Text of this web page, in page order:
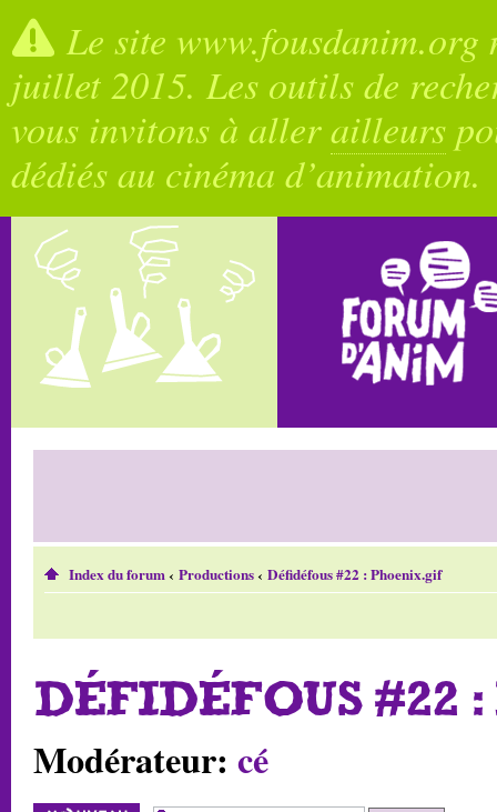
Le site
juillet 2015. Les outils de
vous invitons à allerailleurs
dédiés au cinéma d’animation.
Index du forum‹ Productions‹ Défidéfous #22 : Phoenix.gif
DÉFIDÉFOUS #22
Modérateur: cé